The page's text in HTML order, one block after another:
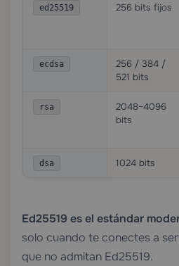
ed25519 256 bits fijos
ecdsa
256 / 384 /
521 bits
rsa
2048–4096
bits
dsa 1024 bits
Ed25519 es el estándar
solo cuando te conectes a
que no admitan Ed25519.